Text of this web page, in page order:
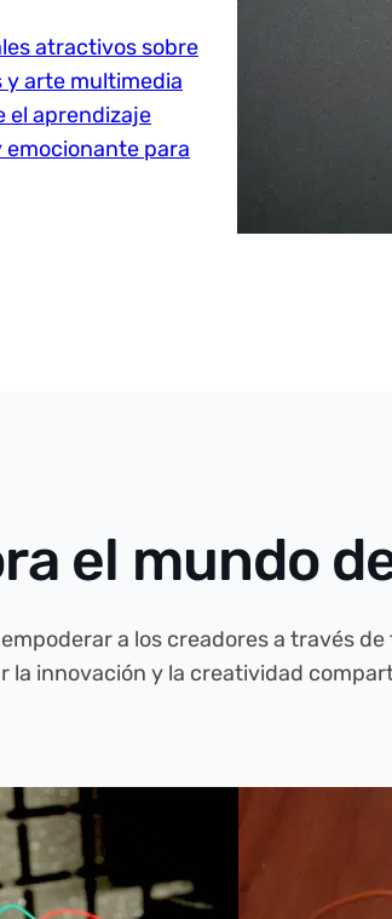
atractivos sobre
y arte multimedia
el aprendizaje
emocionante para
el mundo
a los creadores a través
la innovación y la creatividad